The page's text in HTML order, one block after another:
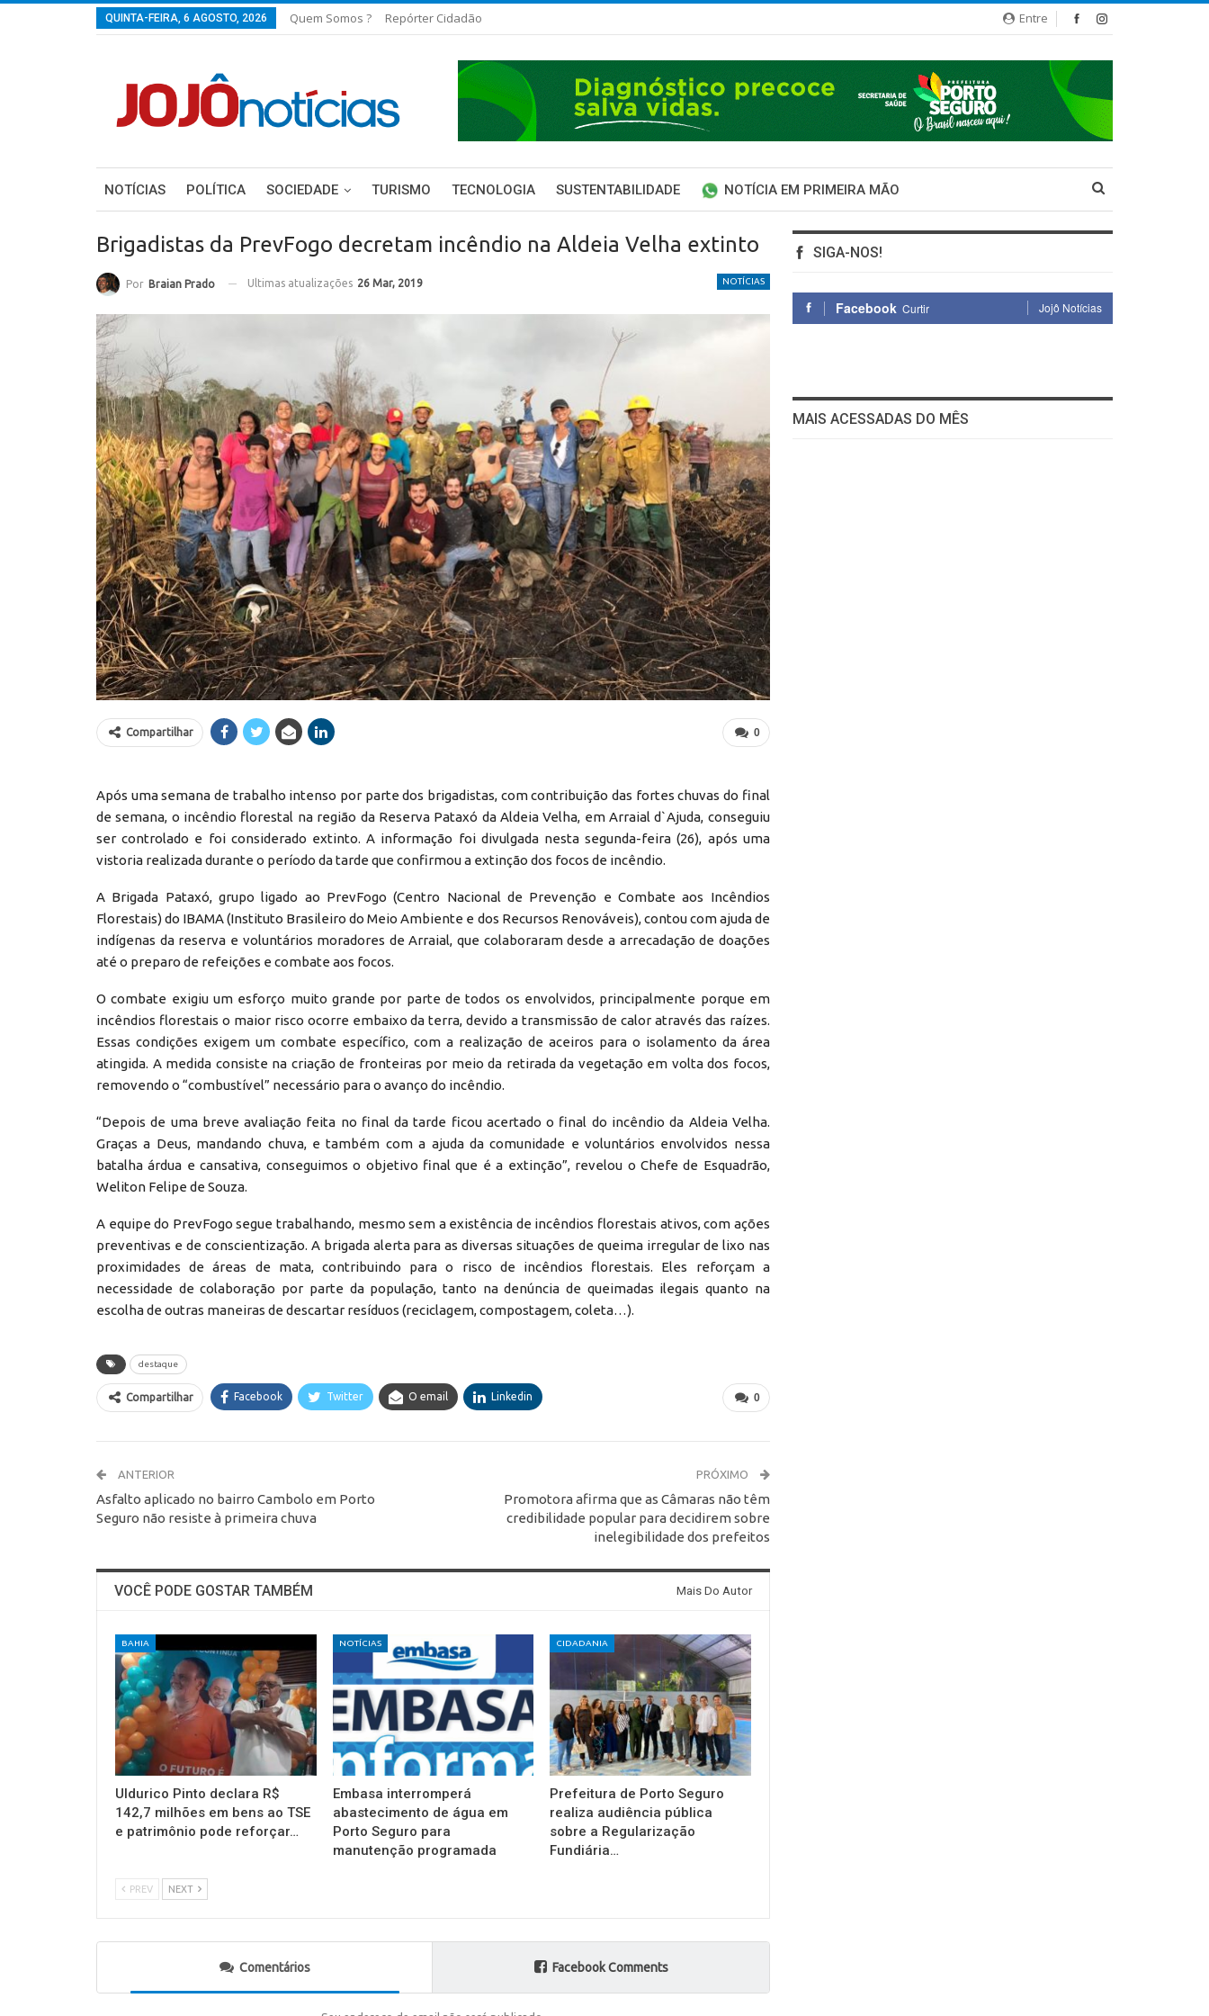
Entre
QUINTA-FEIRA, 6 AGOSTO, 2026 Quem Somos ? Repórter Cidadão
NOTÍCIAS POLÍTICA SOCIEDADE TURISMO TECNOLOGIA SUSTENTABILIDADE NOTÍCIA EM PRIMEIRA MÃO
Brigadistas da PrevFogo decretam incêndio na Aldeia Velha extinto
NOTÍCIAS
Por Braian Prado Ultimas atualizações 26 Mar, 2019
0
Compartilhar
Após uma semana de trabalho intenso por parte dos brigadistas, com contribuição das fortes chuvas do final
de semana, o incêndio florestal na região da Reserva Pataxó da Aldeia Velha, em Arraial d`Ajuda, conseguiu
ser controlado e foi considerado extinto. A informação foi divulgada nesta segunda-feira (26), após uma
vistoria realizada durante o período da tarde que confirmou a extinção dos focos de incêndio.
A Brigada Pataxó, grupo ligado ao PrevFogo (Centro Nacional de Prevenção e Combate aos Incêndios
Florestais) do IBAMA (Instituto Brasileiro do Meio Ambiente e dos Recursos Renováveis), contou com ajuda de
indígenas da reserva e voluntários moradores de Arraial, que colaboraram desde a arrecadação de doações
até o preparo de refeições e combate aos focos.
O combate exigiu um esforço muito grande por parte de todos os envolvidos, principalmente porque em
incêndios florestais o maior risco ocorre embaixo da terra, devido a transmissão de calor através das raízes.
Essas condições exigem um combate específico, com a realização de aceiros para o isolamento da área
atingida. A medida consiste na criação de fronteiras por meio da retirada da vegetação em volta dos focos,
removendo o “combustível” necessário para o avanço do incêndio.
“Depois de uma breve avaliação feita no final da tarde ficou acertado o final do incêndio da Aldeia Velha.
Graças a Deus, mandando chuva, e também com a ajuda da comunidade e voluntários envolvidos nessa
batalha árdua e cansativa, conseguimos o objetivo final que é a extinção”, revelou o Chefe de Esquadrão,
Weliton Felipe de Souza.
A equipe do PrevFogo segue trabalhando, mesmo sem a existência de incêndios florestais ativos, com ações
preventivas e de conscientização. A brigada alerta para as diversas situações de queima irregular de lixo nas
proximidades de áreas de mata, contribuindo para o risco de incêndios florestais. Eles reforçam a
necessidade de colaboração por parte da população, tanto na denúncia de queimadas ilegais quanto na
escolha de outras maneiras de descartar resíduos (reciclagem, compostagem, coleta…).
destaque
0
Compartilhar Facebook Twitter O email Linkedin
ANTERIOR
Asfalto aplicado no bairro Cambolo em Porto
Seguro não resiste à primeira chuva
PRÓXIMO
Promotora afirma que as Câmaras não têm
credibilidade popular para decidirem sobre
inelegibilidade dos prefeitos
VOCÊ PODE GOSTAR TAMBÉM Mais Do Autor
BAHIA
Uldurico Pinto declara R$
142,7 milhões em bens ao TSE
e patrimônio pode reforçar…
NOTÍCIAS
Embasa interromperá
abastecimento de água em
Porto Seguro para
manutenção programada
CIDADANIA
Prefeitura de Porto Seguro
realiza audiência pública
sobre a Regularização
Fundiária…
PREV NEXT
Comentários Facebook Comments
SIGA-NOS!
Facebook Curtir Jojô Notícias
MAIS ACESSADAS DO MÊS